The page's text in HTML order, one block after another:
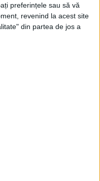
preferințele sau să vă
revenind la acest site
din partea de jos a